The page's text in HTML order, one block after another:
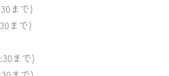
まで)
まで)
まで)